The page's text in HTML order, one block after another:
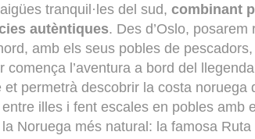
tranquil·les del sud, combinant
autèntiques. Des d’Oslo,
amb els seus pobles de
comença l’aventura a bord del
et permetrà descobrir la costa
illes i fent escales en pobles amb
Noruega més natural: la famosa